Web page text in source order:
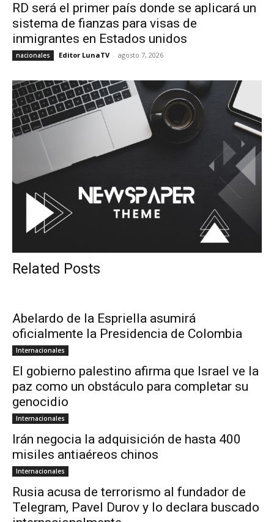
RD será el primer país donde se aplicará un
sistema de fianzas para visas de
inmigrantes en Estados unidos
nacionales Editor LunaTV - agosto 7, 2026
Related Posts
Abelardo de la Espriella asumirá
oficialmente la Presidencia de Colombia
Internacionales
El gobierno palestino afirma que Israel ve la
paz como un obstáculo para completar su
genocidio
Internacionales
Irán negocia la adquisición de hasta 400
misiles antiaéreos chinos
Internacionales
Rusia acusa de terrorismo al fundador de
Telegram, Pavel Durov y lo declara buscado